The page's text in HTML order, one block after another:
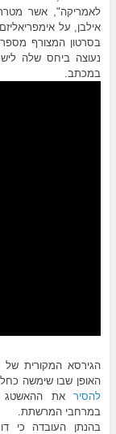
לאמריקה", אשר
אילבן, על
בסרטון המצורף
נעוצה ביחס שלה
במכתב.
הגירסא המקורית של
האופן שבו שימשה
להסיר
במרחבי המרשתת.